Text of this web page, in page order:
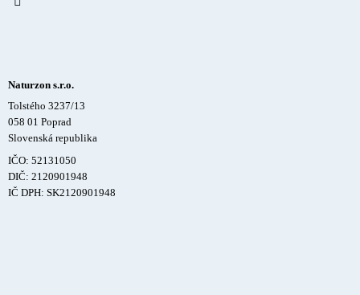
Naturzon s.r.o.
Tolstého 3237/13
058 01 Poprad
Slovenská republika
IČO: 52131050
DIČ: 2120901948
IČ DPH: SK2120901948